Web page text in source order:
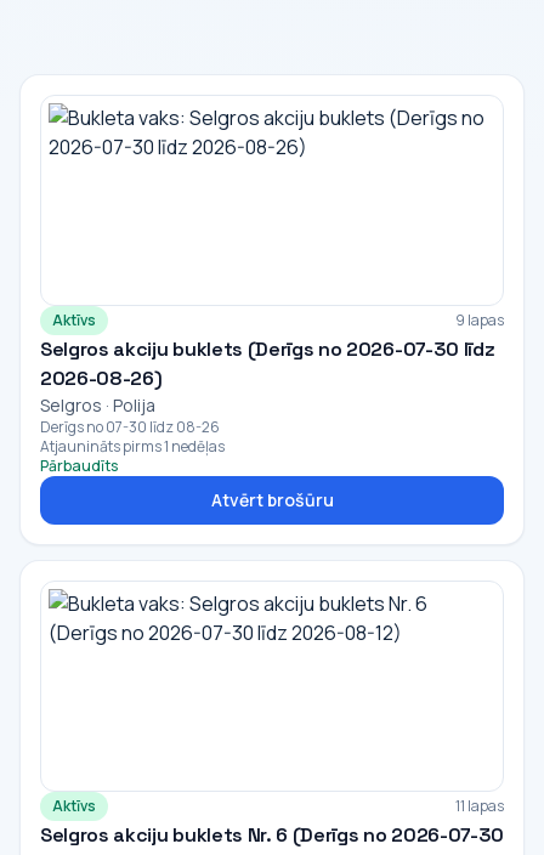
Aktīvs 9 lapas
Selgros akciju buklets (Derīgs no 2026-07-30 līdz
2026-08-26)
Selgros · Polija
Derīgs no 07-30 līdz 08-26
Atjaunināts pirms 1 nedēļas
Pārbaudīts
Atvērt brošūru
Aktīvs 11 lapas
Selgros akciju buklets Nr. 6 (Derīgs no 2026-07-30